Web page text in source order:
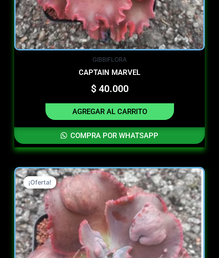
GIBBIFLORA
CAPTAIN MARVEL
$40.000
AGREGAR AL CARRITO
COMPRA POR WHATSAPP
¡Oferta!
¡Oferta!
Original
price
was:
$ 29.000.
Current
price
is:
$ 19.000.